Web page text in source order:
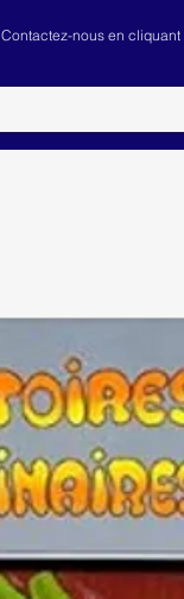
Contactez-nous en